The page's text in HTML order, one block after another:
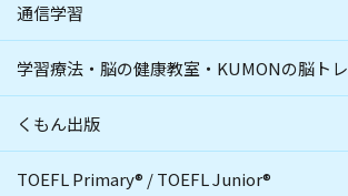
通信学習
学習療法・脳の健康教室・KUMONの脳トレ
くもん出版
TOEFL Primary® /TOEFL Junior®